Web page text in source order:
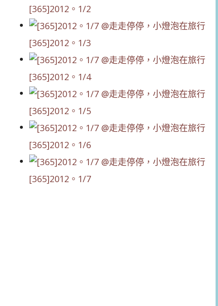
[365]2012。1/2
[365]2012。1/3
[365]2012。1/4
[365]2012。1/5
[365]2012。1/6
[365]2012。1/7